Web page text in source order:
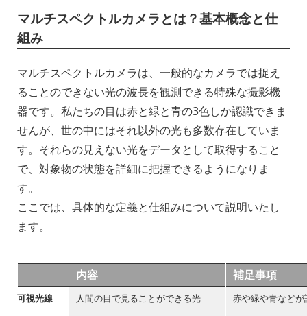
マルチスペクトルカメラとは？基本概念と仕
組み
マルチスペクトルカメラは、一般的なカメラでは捉え
ることのできない光の波長を観測できる特殊な撮影機
器です。私たちの目は赤と緑と青の3色しか認識できま
せんが、世の中にはそれ以外の光も多数存在していま
す。それらの見えない光をデータとして取得すること
で、対象物の状態を詳細に把握できるようになりま
す。
ここでは、具体的な定義と仕組みについて説明いたし
ます。
内容 補足事項
可視光線 人間の目で見ることができる光
赤や緑や青などが